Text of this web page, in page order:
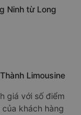
Ninh từ Long
Limousine
giá với số điểm
khách hàng